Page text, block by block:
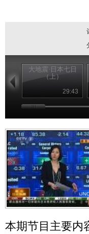
大地震·日本七日
（上）
29:43
本期节目主要内